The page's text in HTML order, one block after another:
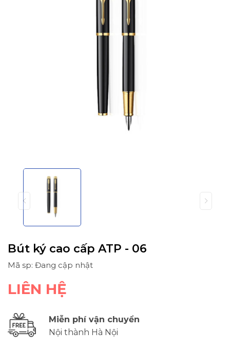
Bút ký cao cấp ATP - 06
Mã sp: Đang cập nhật
LIÊN HỆ
Miễn phí vận chuyển
Nội thành Hà Nội